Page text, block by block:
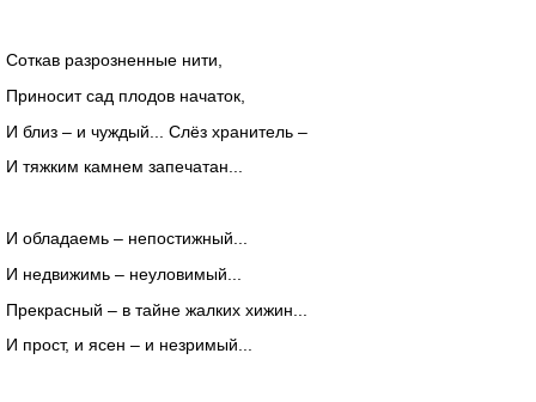
Соткав разрозненные нити,
Приносит сад плодов начаток,
И близ – и чуждый... Слёз хранитель –
И тяжким камнем запечатан...
И обладаемь – непостижный...
И недвижимь – неуловимый...
Прекрасный – в тайне жалких хижин...
И прост, и ясен – и незримый...